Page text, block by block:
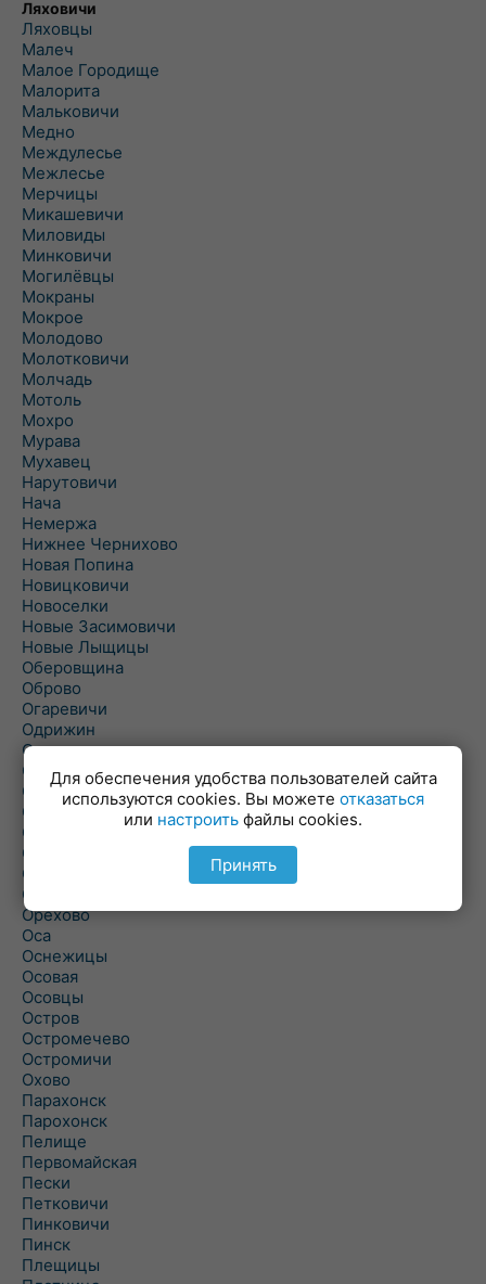
Ляховичи
Ляховцы
Малеч
Малое Городище
Малорита
Мальковичи
Медно
Междулесье
Межлесье
Мерчицы
Микашевичи
Миловиды
Минковичи
Могилёвцы
Мокраны
Мокрое
Молодово
Молотковичи
Молчадь
Мотоль
Мохро
Мурава
Мухавец
Нарутовичи
Нача
Немержа
Нижнее Чернихово
Новая Попина
Новицковичи
Новоселки
Новые Засимовичи
Новые Лыщицы
Оберовщина
Оброво
Огаревичи
Одрижин
Оздамичи
Озяты
Олтуш
Ольманы
Ольпень
Ольшаны
Омельная
Ополь
Орехово
Оса
Оснежицы
Осовая
Осовцы
Остров
Остромечево
Остромичи
Охово
Парахонск
Парохонск
Пелище
Первомайская
Пески
Петковичи
Пинковичи
Пинск
Плещицы
Для обеспечения удобства пользователей сайта
используются cookies. Вы можете отказаться
или настроить файлы cookies.
Принять